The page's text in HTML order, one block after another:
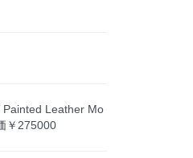
Painted Leather Mo
￥275000